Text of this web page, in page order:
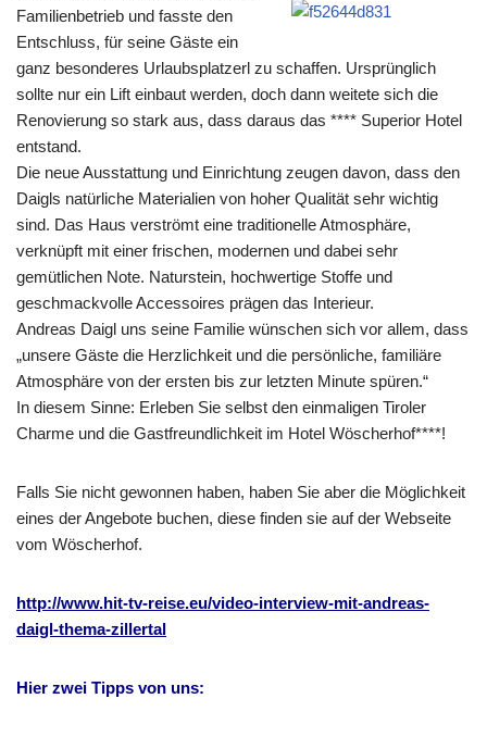
Familienbetrieb und fasste den
Entschluss, für seine Gäste ein
ganz besonderes Urlaubsplatzerl zu schaffen. Ursprünglich
sollte nur ein Lift einbaut werden, doch dann weitete sich die
Renovierung so stark aus, dass daraus das **** Superior Hotel
entstand.
Die neue Ausstattung und Einrichtung zeugen davon, dass den
Daigls natürliche Materialien von hoher Qualität sehr wichtig
sind. Das Haus verströmt eine traditionelle Atmosphäre,
verknüpft mit einer frischen, modernen und dabei sehr
gemütlichen Note. Naturstein, hochwertige Stoffe und
geschmackvolle Accessoires prägen das Interieur.
Andreas Daigl uns seine Familie wünschen sich vor allem, dass
„unsere Gäste die Herzlichkeit und die persönliche, familiäre
Atmosphäre von der ersten bis zur letzten Minute spüren.“
In diesem Sinne: Erleben Sie selbst den einmaligen Tiroler
Charme und die Gastfreundlichkeit im Hotel Wöscherhof****!
Falls Sie nicht gewonnen haben, haben Sie aber die Möglichkeit
eines der Angebote buchen, diese finden sie auf der Webseite
vom Wöscherhof.
http://www.hit-tv-reise.eu/video-interview-mit-andreas-
daigl-thema-zillertal
Hier zwei Tipps von uns: